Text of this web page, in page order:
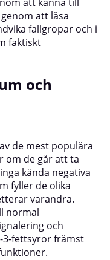
att läsa
fallgropar och i
faktiskt
och
de mest populära
om de går att ta
kända negativa
fyller de olika
varandra.
normal
och
3-fettsyror främst